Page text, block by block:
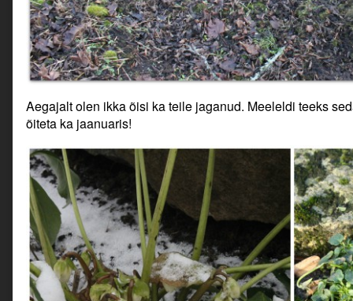
Aegajalt olen ikka õisi ka teile jaganud. Meeleldi teeks
õiteta ka jaanuaris!